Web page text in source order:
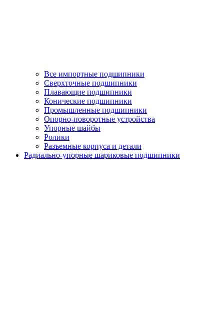
Все импортные подшипники
Сверхточные подшипники
Плавающие подшипники
Конические подшипники
Промышленные подшипники
Опорно-поворотные устройства
Упорные шайбы
Ролики
Разъемные корпуса и детали
Радиально-упорные шариковые подшипники